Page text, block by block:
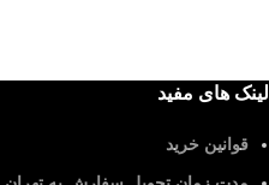
لینک های مفید
قوانین خرید